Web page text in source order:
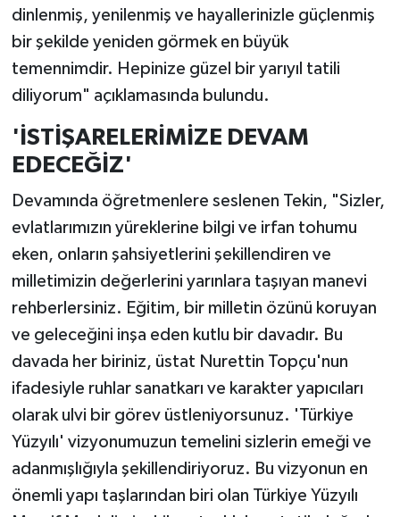
dinlenmiş, yenilenmiş ve hayallerinizle güçlenmiş
bir şekilde yeniden görmek en büyük
temennimdir. Hepinize güzel bir yarıyıl tatili
diliyorum" açıklamasında bulundu.
'İSTİŞARELERİMİZE DEVAM
EDECEĞİZ'
Devamında öğretmenlere seslenen Tekin, "Sizler,
evlatlarımızın yüreklerine bilgi ve irfan tohumu
eken, onların şahsiyetlerini şekillendiren ve
milletimizin değerlerini yarınlara taşıyan manevi
rehberlersiniz. Eğitim, bir milletin özünü koruyan
ve geleceğini inşa eden kutlu bir davadır. Bu
davada her biriniz, üstat Nurettin Topçu'nun
ifadesiyle ruhlar sanatkarı ve karakter yapıcıları
olarak ulvi bir görev üstleniyorsunuz. 'Türkiye
Yüzyılı' vizyonumuzun temelini sizlerin emeği ve
adanmışlığıyla şekillendiriyoruz. Bu vizyonun en
önemli yapı taşlarından biri olan Türkiye Yüzyılı